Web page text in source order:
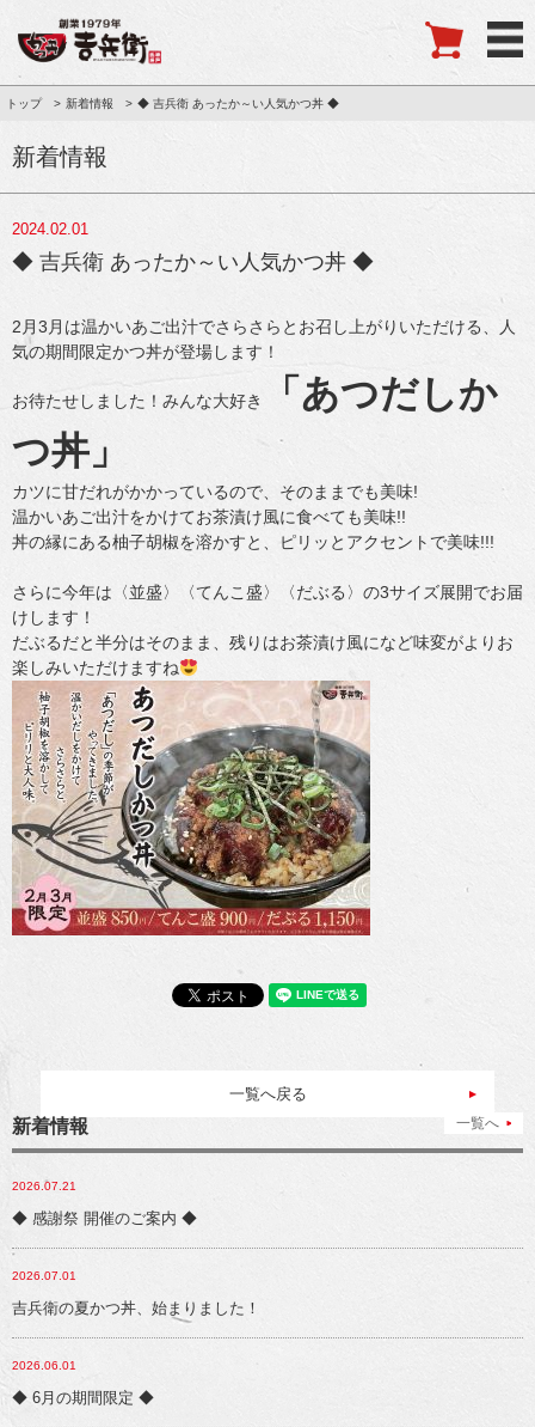
トップ 新着情報 ◆ 吉兵衛 あったか～い人気かつ丼 ◆
新着情報
2024.02.01
◆ 吉兵衛 あったか～い人気かつ丼 ◆
2月3月は温かいあご出汁でさらさらとお召し上がりいただける、人
気の期間限定かつ丼が登場します！
お待たせしました！みんな大好き
「あつだしか
つ丼」
カツに甘だれがかかっているので、そのままでも美味!
温かいあご出汁をかけてお茶漬け風に食べても美味!!
丼の縁にある柚子胡椒を溶かすと、ピリッとアクセントで美味!!!
さらに今年は〈並盛〉〈てんこ盛〉〈だぶる〉の3サイズ展開でお届
けします！
だぶるだと半分はそのまま、残りはお茶漬け風になど味変がよりお
楽しみいただけますね
一覧へ戻る
新着情報 一覧へ
2026.07.21
◆ 感謝祭 開催のご案内 ◆
2026.07.01
吉兵衛の夏かつ丼、始まりました！
2026.06.01
◆ 6月の期間限定 ◆